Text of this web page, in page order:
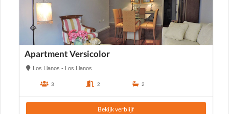
Apartment Versicolor
Los Llanos - Los Llanos
3 2 2
Bekijk verblijf